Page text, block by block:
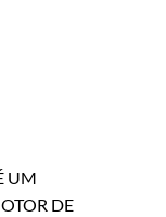
UM
DE